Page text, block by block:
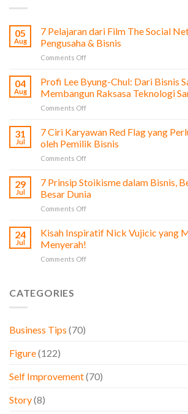
05
Aug
7 Pelajaran dari Film The Social
Pengusaha & Bisnis
Comments Offon
Pelajaran
dari
Film
The
Network
untuk
04
Aug
Profi Lee Byung-Chul: Dari Bisnis
Membangun Raksasa Teknologi
Comments Offon
Byung-
Chul:
Dari
Sayur
Samsung
31
Jul
7 Ciri Karyawan Red Flag yang
oleh Pemilik Bisnis
Comments Offon
Ciri
Karyawan
Red
Flag
Perlu
29
Jul
7 Prinsip Stoikisme dalam Bisnis,
Besar Dunia
Comments Offon
Prinsip
Stoikisme
Bisnis,
24
Jul
Kisah Inspiratif Nick Vujicic yang
Menyerah!
Comments Offon
CATEGORIES
Business Tips (70)
Figure(122)
Self Improvement(70)
Story(8)